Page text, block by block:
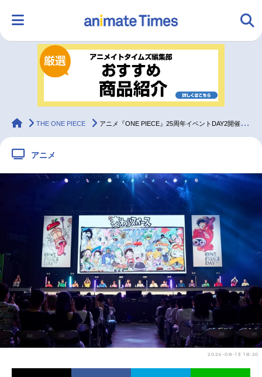
ランキング アニメ
ラジオ みんなの声
最新記事一覧
アニメ記事一覧 声優記事一覧
アニメ映画一覧 実写化映画一覧
今期アニメ曜日別一覧
春アニメ 夏アニメ
animateTimes
THE ONE PIECE アニメ『ONE PIECE』25周年イベントDAY2開催レポート到着
アニメ
2024-08-13 18:20